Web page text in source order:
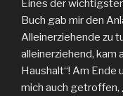
Eines der
Buch gab mir den
Alleinerziehende zu
alleinerziehend, kam
Haushalt“! Am Ende
mich auch getroffen,